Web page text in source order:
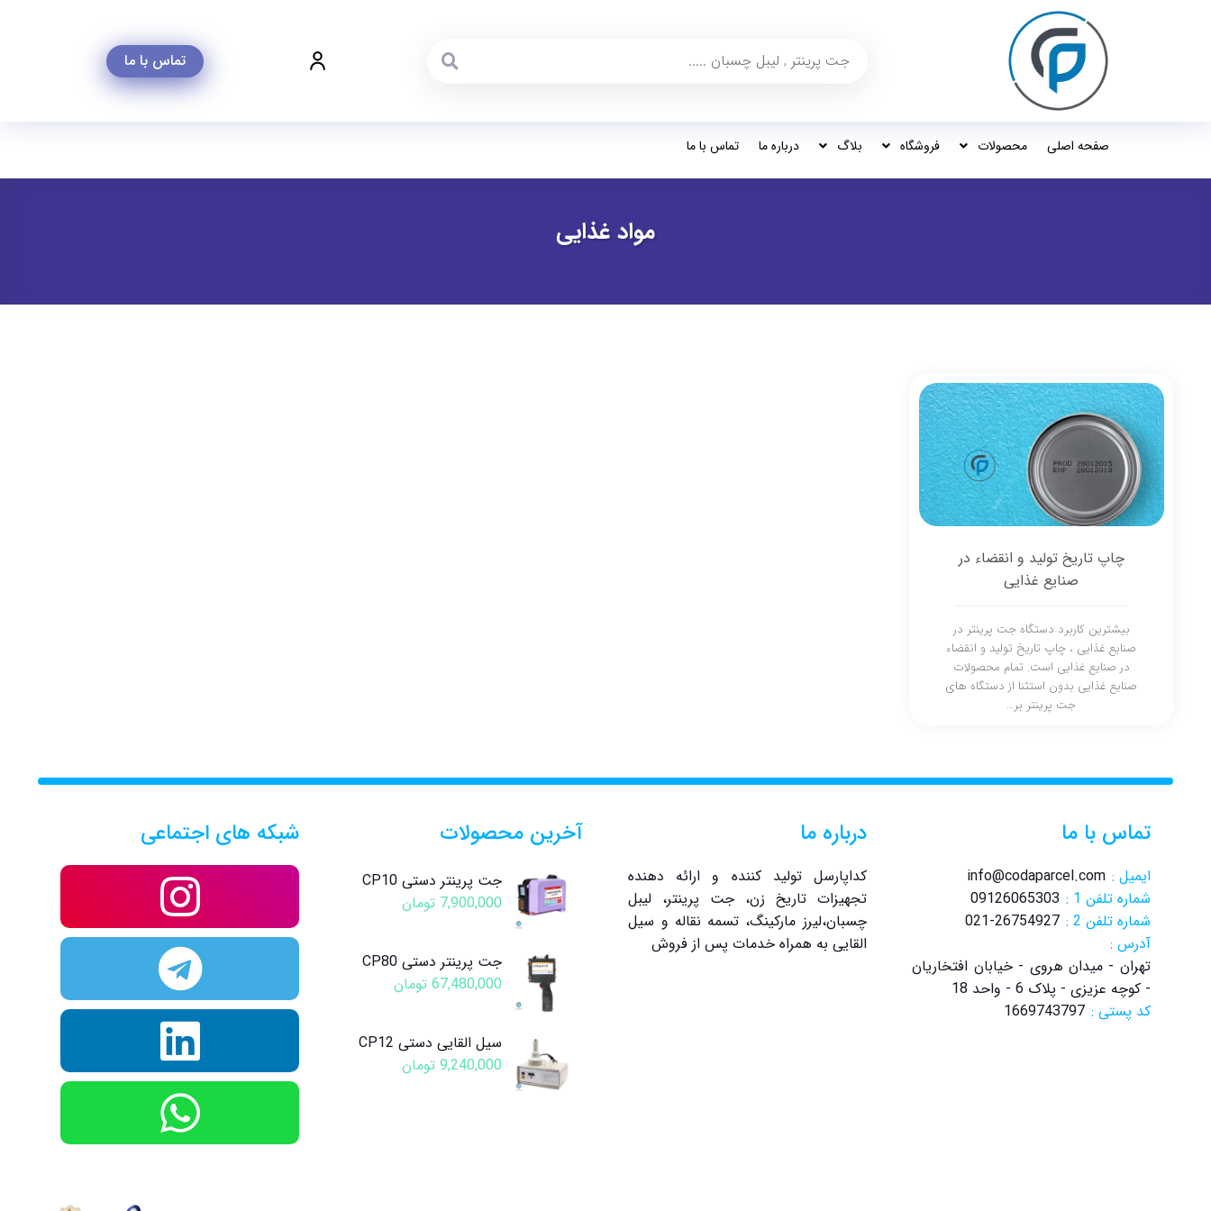
تماس با ما
صفحه اصلی محصولات فروشگاه بلاگ درباره ما تماس با ما
مواد غذایی
چاپ تاریخ تولید و انقضاء در
صنایع غذایی
بیشترین کاربرد دستگاه جت پرینتر در
صنایع غذایی ، چاپ تاریخ تولید و انقضاء
در صنایع غذایی است. تمام محصولات
صنایع غذایی بدون استثنا از دستگاه های
جت پرینتر بر…
تماس با ما
ایمیل : info@codaparcel.com
شماره تلفن 1 :
09126065303
شماره تلفن 2 :
021-26754927
آدرس :
تهران - میدان هروی - خیابان افتخاریان
- کوچه عزیزی - پلاک 6 - واحد 18
کد پستی : 1669743797
درباره ما
کداپارسل تولید کننده و ارائه دهنده
تجهیزات تاریخ زن، جت پرینتر، لیبل
چسبان،لیرز مارکینگ، تسمه نقاله و سیل
القایی به همراه خدمات پس از فروش
آخرین محصولات
جت پرینتر دستی CP10
7,900,000 تومان
جت پرینتر دستی CP80
67,480,000 تومان
سیل القایی دستی CP12
9,240,000 تومان
شبکه های اجتماعی